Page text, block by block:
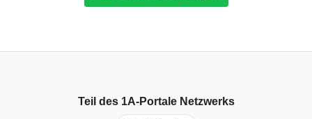
Teil des 1A-PortaleNetzwerks